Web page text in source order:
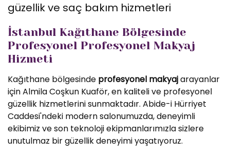
güzellik ve saç bakım hizmetleri
İstanbul Kağıthane Bölgesinde
Profesyonel Profesyonel Makyaj
Hizmeti
Kağıthane bölgesinde profesyonel makyajarayanlar
için Almila Coşkun Kuaför, en kaliteli ve profesyonel
güzellik hizmetlerini sunmaktadır. Abide-i Hürriyet
Caddesi'ndeki modern salonumuzda, deneyimli
ekibimiz ve son teknoloji ekipmanlarımızla sizlere
unutulmaz bir güzellik deneyimi yaşatıyoruz.